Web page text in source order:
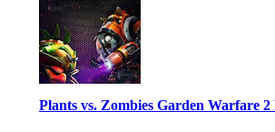
Plants vs. Zombies Garden Warfare